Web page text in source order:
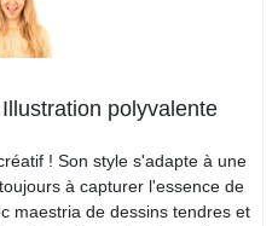
polyvalente
! Son style s'adapte à une
à capturer l'essence de
maestria de dessins tendres et